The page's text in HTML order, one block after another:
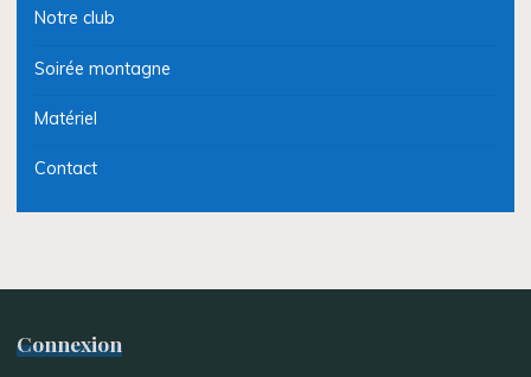
Notre club
Soirée montagne
Matériel
Contact
Connexion